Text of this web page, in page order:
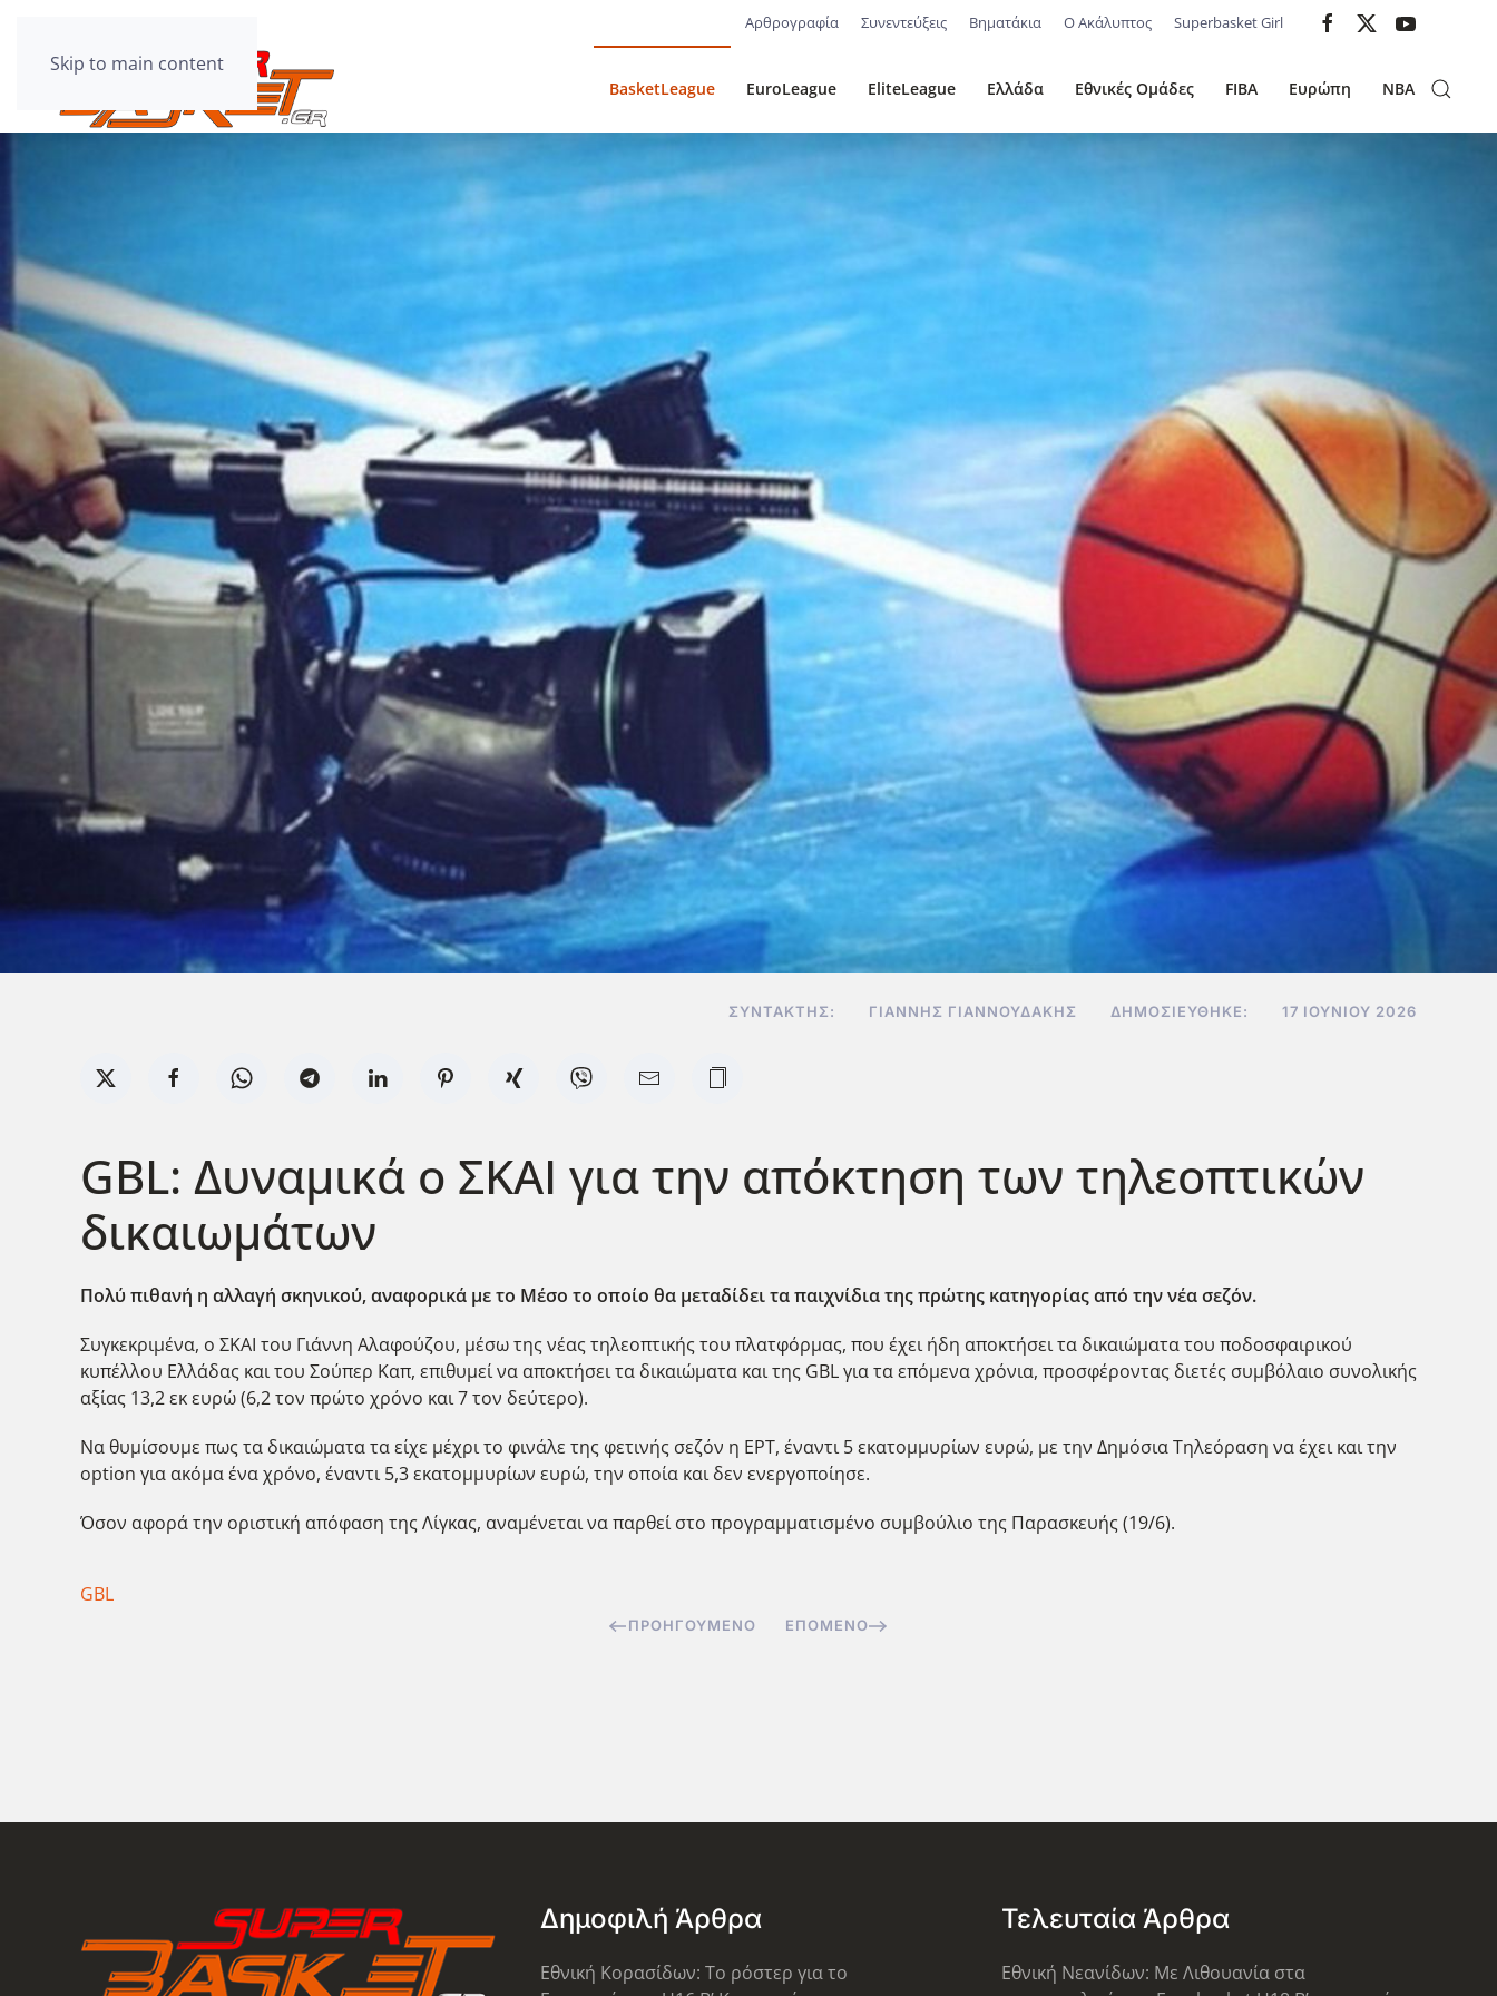
Skip to main content
Αρθρογραφία Συνεντεύξεις Βηματάκια Ο Ακάλυπτος Superbasket Girl
BasketLeague EuroLeague EliteLeague Ελλάδα Εθνικές Ομάδες FIBA Ευρώπη NBA
ΣΥΝΤΆΚΤΗΣ: ΓΙΆΝΝΗΣ ΓΙΑΝΝΟΥΔΆΚΗΣ ΔΗΜΟΣΙΕΎΘΗΚΕ: 17 ΙΟΥΝΊΟΥ 2026
GBL: Δυναμικά ο ΣΚΑΙ για την απόκτηση των τηλεοπτικών
δικαιωμάτων
Πολύ πιθανή η αλλαγή σκηνικού, αναφορικά με το Μέσο το οποίο θα μεταδίδει τα παιχνίδια της πρώτης κατηγορίας από την νέα σεζόν.
Συγκεκριμένα, ο ΣΚΑΙ του Γιάννη Αλαφούζου, μέσω της νέας τηλεοπτικής του πλατφόρμας, που έχει ήδη αποκτήσει τα δικαιώματα του ποδοσφαιρικού
κυπέλλου Ελλάδας και του Σούπερ Καπ, επιθυμεί να αποκτήσει τα δικαιώματα και της GBL για τα επόμενα χρόνια, προσφέροντας διετές συμβόλαιο συνολικής
αξίας 13,2 εκ ευρώ (6,2 τον πρώτο χρόνο και 7 τον δεύτερο).
Να θυμίσουμε πως τα δικαιώματα τα είχε μέχρι το φινάλε της φετινής σεζόν η ΕΡΤ, έναντι 5 εκατομμυρίων ευρώ, με την Δημόσια Τηλεόραση να έχει και την
option για ακόμα ένα χρόνο, έναντι 5,3 εκατομμυρίων ευρώ, την οποία και δεν ενεργοποίησε.
Όσον αφορά την οριστική απόφαση της Λίγκας, αναμένεται να παρθεί στο προγραμματισμένο συμβούλιο της Παρασκευής (19/6).
GBL
ΠΡΟΗΓΟΎΜΕΝΟ ΕΠΌΜΕΝΟ
Δημοφιλή Άρθρα
Εθνική Κορασίδων: Το ρόστερ για το
Τελευταία Άρθρα
Εθνική Νεανίδων: Με Λιθουανία στα